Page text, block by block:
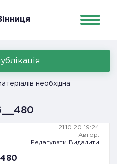
необхідна
21.10.20 19:24
Автор:
Редагувати
Видалити